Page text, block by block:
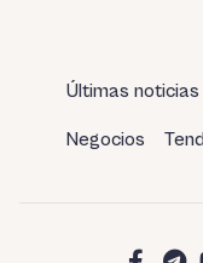
Últimas noticias
Negocios